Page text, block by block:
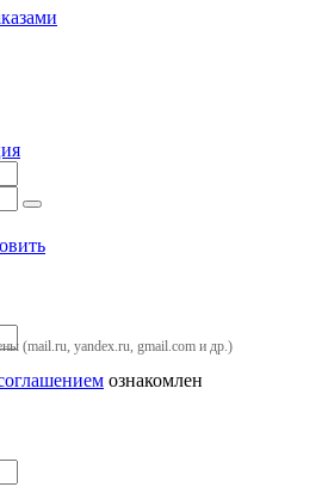
(mail.ru, yandex.ru, gmail.com и др.)
ознакомлен